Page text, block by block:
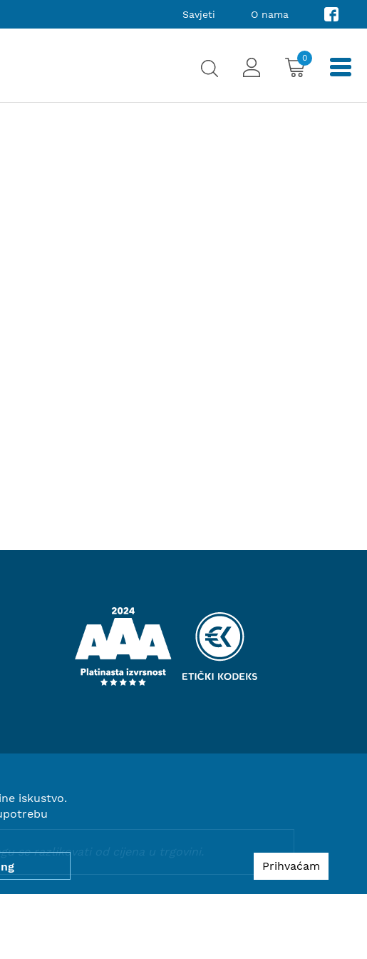
Savjeti O nama
0
se razlikovati od cijena u trgovini.
iskustvo.
Prihvaćam